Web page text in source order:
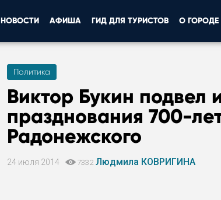
НОВОСТИ АФИША ГИД ДЛЯ ТУРИСТОВ О ГОРОДЕ
Политика
Виктор Букин подвел
празднования 700-
Радонежского
24 июля 2014 7332 Людмила КОВРИГИНА